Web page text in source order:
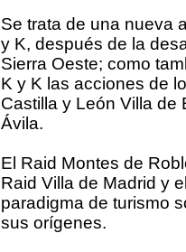
Se trata de una nueva
y K, después de la
Sierra Oeste; como
K y K las acciones de
Castilla y León Villa de
Ávila.
El Raid Montes de
Raid Villa de Madrid y
paradigma de turismo
sus orígenes.